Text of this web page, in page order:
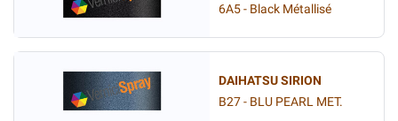
6A5 - Black Métallisé
DAIHATSU SIRION
B27 - BLU PEARL MET.